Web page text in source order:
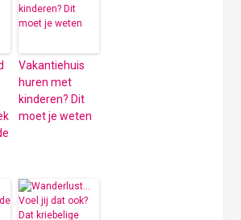
Vakantiehuis
huren met
kinderen? Dit
moet je weten